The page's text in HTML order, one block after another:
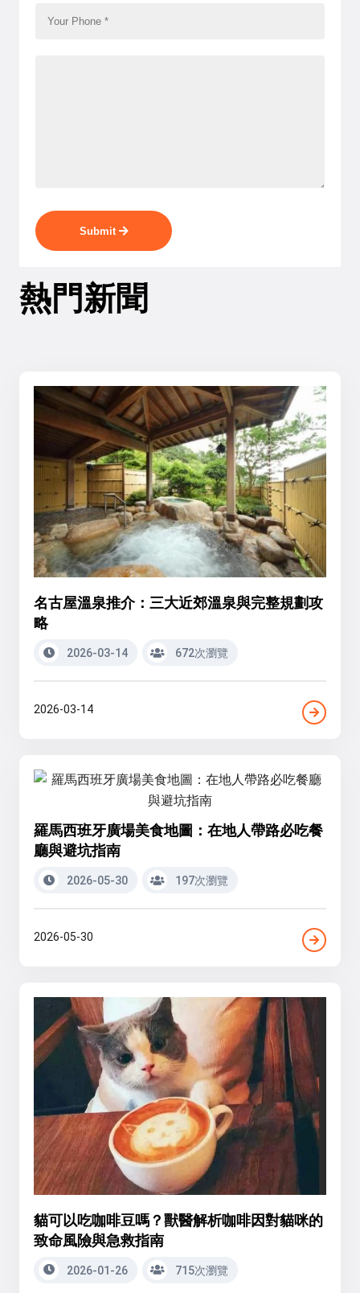
Submit
熱門新聞
名古屋溫泉推介：三大近郊溫泉與完整規劃攻
略
2026-03-14 672次瀏覽
2026-03-14
羅馬西班牙廣場美食地圖：在地人帶路必吃餐
廳與避坑指南
2026-05-30 197次瀏覽
2026-05-30
貓可以吃咖啡豆嗎？獸醫解析咖啡因對貓咪的
致命風險與急救指南
2026-01-26 715次瀏覽